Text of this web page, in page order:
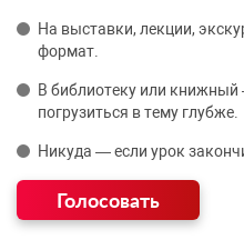
На выставки, лекции,
формат.
В библиотеку или
погрузиться в тему глубже.
Никуда — если урок